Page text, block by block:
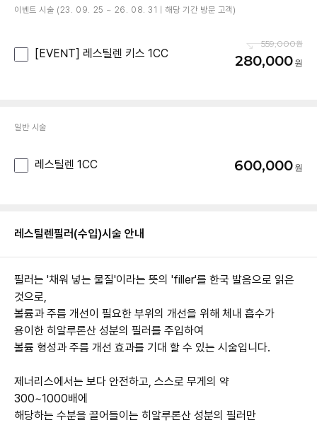
레스틸렌필러(수입)시술 안내
필러는 '채워 넣는 물질'이라는 뜻의 'filler'를 한국 발음으로 읽은
것으로,
볼륨과 주름 개선이 필요한 부위의 개선을 위해 체내 흡수가
용이한 히알루론산 성분의 필러를 주입하여
볼륨 형성과 주름 개선 효과를 기대 할 수 있는 시술입니다.
제너리스에서는 보다 안전하고, 스스로 무게의 약
300~1000배에
해당하는 수분을 끌어들이는 히알루론산 성분의 필러만
이벤트 시술 (23. 09. 25 ~ 26. 08. 31 | 해당 기간 방문 고객)
[EVENT] 레스틸렌 키스 1CC
559,000
280,000
일반 시술
레스틸렌 1CC 600,000